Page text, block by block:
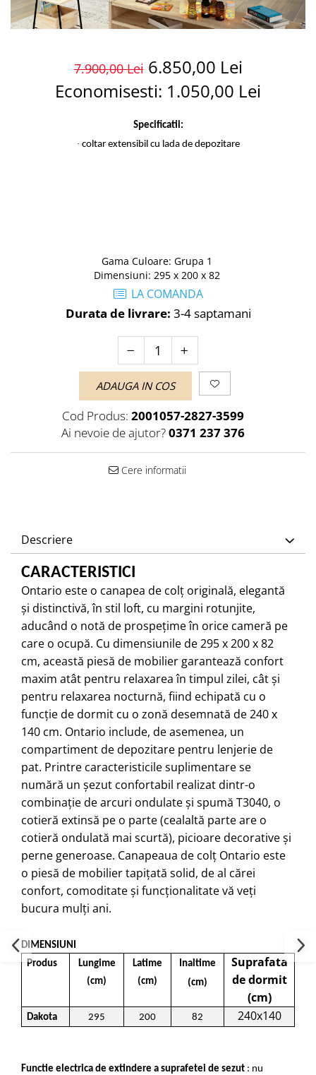
7.900,00 Lei 6.850,00 Lei
Economisesti: 1.050,00 Lei
Specificatii:
· coltar extensibil cu lada de depozitare
Gama Culoare: Grupa 1
Dimensiuni: 295 x 200 x 82
LA COMANDA
Durata de livrare: 3-4 saptamani
ADAUGA IN COS
Cod Produs: 2001057-2827-3599
Ai nevoie de ajutor?0371 237 376
Cere informatii
Descriere
CARACTERISTICI
Ontario este o canapea de colț originală, elegantă
și distinctivă, în stil loft, cu margini rotunjite,
aducând o notă de prospețime în orice cameră pe
care o ocupă. Cu dimensiunile de 295 x 200 x 82
cm, această piesă de mobilier garantează confort
maxim atât pentru relaxarea în timpul zilei, cât și
pentru relaxarea nocturnă, fiind echipată cu o
funcție de dormit cu o zonă desemnată de 240 x
140 cm. Ontario include, de asemenea, un
compartiment de depozitare pentru lenjerie de
pat. Printre caracteristicile suplimentare se
numără un șezut confortabil realizat dintr-o
combinație de arcuri ondulate și spumă T3040, o
cotieră extinsă pe o parte (cealaltă parte are o
cotieră ondulată mai scurtă), picioare decorative și
perne generoase. Canapeaua de colț Ontario este
o piesă de mobilier tapițată solid, de al cărei
confort, comoditate și funcționalitate vă veți
bucura mulți ani.
DIMENSIUNI
Produs
Lungime
(cm)
Latime
(cm)
Inaltime
(cm)
Suprafata
de dormit
(cm)
Dakota 295 200 82 240x140
Functie electrica de extindere a suprafetei de sezut : nu